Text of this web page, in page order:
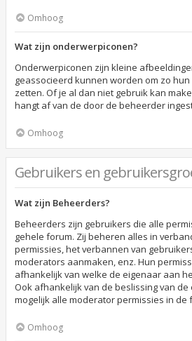
Omhoog
Wat zijn onderwerpiconen?
Onderwerpiconen zijn kleine
geassocieerd kunnen worden om zo
zetten. Of je al dan niet gebruik kan
hangt af van de door de beheerder
Omhoog
Gebruikers en
Wat zijn Beheerders?
Beheerders zijn gebruikers die alle
gehele forum. Zij beheren alles in
permissies, het verbannen van
moderators aanmaken, enz. Hun
afhankelijk van welke de eigenaar aan
Ook afhankelijk van de beslissing van
mogelijk alle moderator permissies in de
Omhoog